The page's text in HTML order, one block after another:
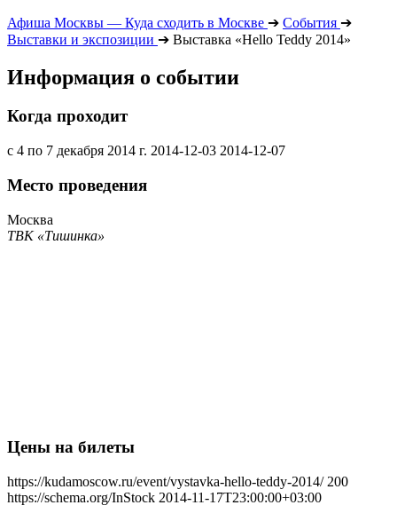
Афиша Москвы — Куда сходить в Москве ➔ События ➔
Выставки и экспозиции ➔ Выставка «Hello Teddy 2014»
Информация о событии
Когда проходит
с 4 по 7 декабря 2014 г. 2014-12-03 2014-12-07
Место проведения
Москва
ТВК «Тишинка»
Цены на билеты
https://kudamoscow.ru/event/vystavka-hello-teddy-2014/ 200
https://schema.org/InStock 2014-11-17T23:00:00+03:00